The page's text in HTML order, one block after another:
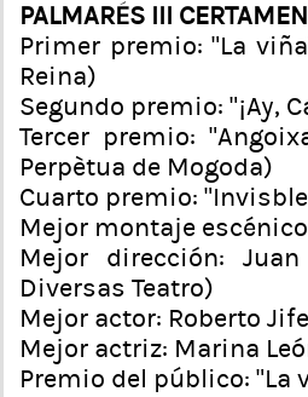
PALMARÉS III
Primer premio: “La
Reina)
Segundo premio: “¡Ay,
Tercer premio:
Perpètua de Mogoda)
Cuarto premio:
Mejor montaje
Mejor dirección: Juan
Diversas Teatro)
Mejor actor: Roberto
Mejor actriz: Marina
Premio del público: “La